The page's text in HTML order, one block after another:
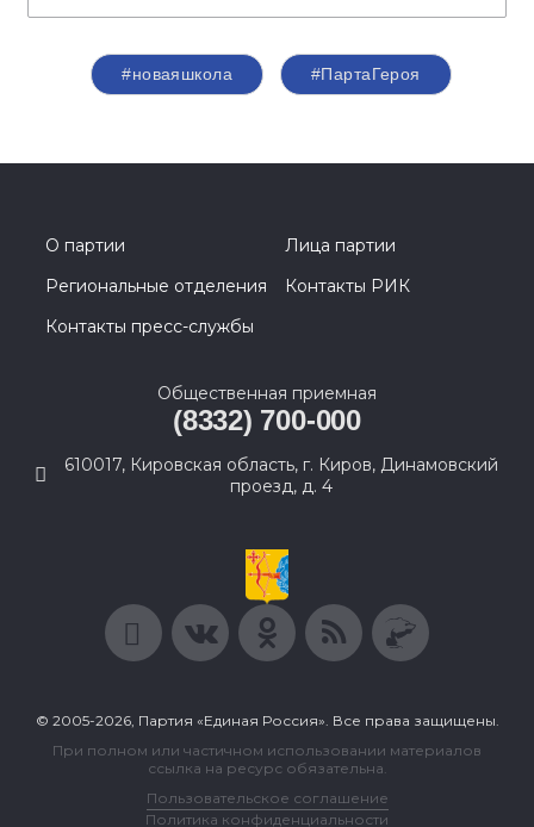
#новаяшкола #ПартаГероя
О партии
Лица партии
Региональные отделения
Контакты РИК
Контакты пресс-службы
Общественная приемная
(8332) 700-000
610017, Кировская область, г. Киров, Динамовский
проезд, д. 4
© 2005-2026, Партия «Единая Россия». Все права защищены.
При полном или частичном использовании материалов
ссылка на ресурс обязательна.
Пользовательское соглашение
Политика конфиденциальности